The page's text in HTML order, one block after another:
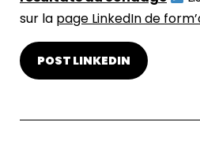
sur la page LinkedIn de
POST LINKEDIN